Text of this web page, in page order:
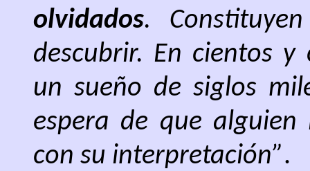
olvidados.
descubrir. En cientos
un sueño de siglos
espera de que
con su interpretación”.